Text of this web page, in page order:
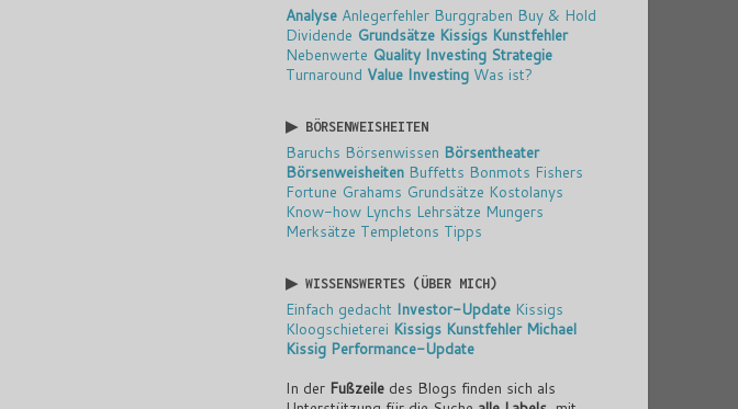
Analyse Anlegerfehler Burggraben Buy & Hold
Dividende Grundsätze Kissigs Kunstfehler
Nebenwerte Quality Investing Strategie
Turnaround Value Investing Was ist?
▶ BÖRSENWEISHEITEN
Baruchs Börsenwissen Börsentheater
Börsenweisheiten Buffetts Bonmots Fishers
Fortune Grahams Grundsätze Kostolanys
Know-how Lynchs Lehrsätze Mungers
Merksätze Templetons Tipps
▶ WISSENSWERTES (ÜBER MICH)
Einfach gedacht Investor-Update Kissigs
Kloogschieterei Kissigs Kunstfehler Michael
Kissig Performance-Update
In der Fußzeile des Blogs finden sich als